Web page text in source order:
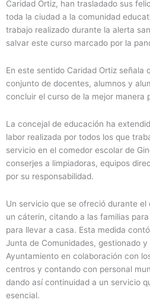
Caridad Ortiz, han trasladado sus
toda la ciudad a la comunidad
trabajo realizado durante la alerta
salvar este curso marcado por la
En este sentido Caridad Ortiz señala
conjunto de docentes, alumnos y
concluir el curso de la mejor manera
La concejal de educación ha
labor realizada por todos los que
servicio en el comedor escolar de
conserjes a limpiadoras, equipos
por su responsabilidad.
Un servicio que se ofreció durante
un cáterin, citando a las familias
para llevar a casa. Esta medida
Junta de Comunidades, gestionado
Ayuntamiento en colaboración con
centros y contando con personal
dando así continuidad a un servicio
esencial.